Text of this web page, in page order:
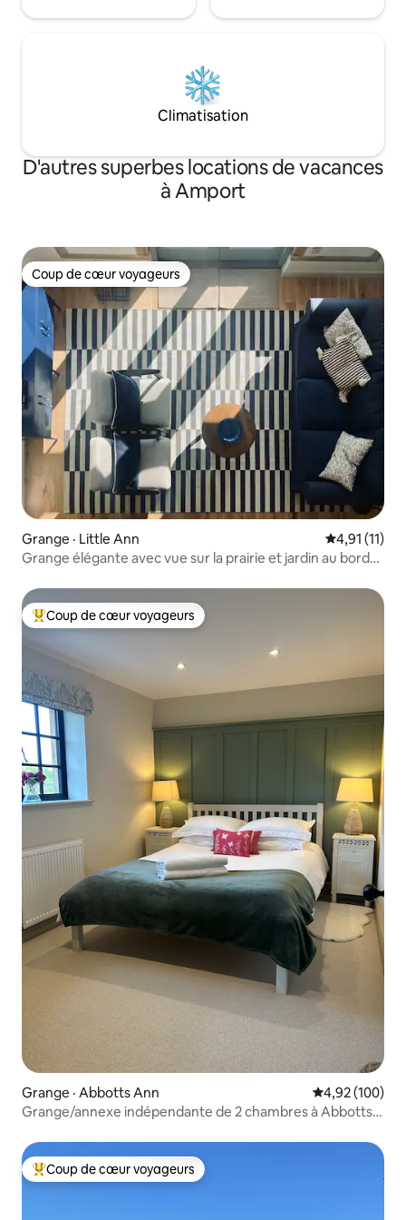
Climatisation
D'autres superbes locations de vacances
à Amport
Coup de cœur voyageurs
Coup de cœur voyageurs
Grange · Little Ann Note
4,91 (11)
Grange élégante avec vue sur la prairie et jardin au bord
Coup de cœur voyageurs parmi les plus aimés
Coup de cœur voyageurs
Grange · Abbotts Ann Note
4,92 (100)
Grange/annexe indépendante de 2 chambres à Abbotts
Coup de cœur voyageurs parmi les plus aimés
Coup de cœur voyageurs